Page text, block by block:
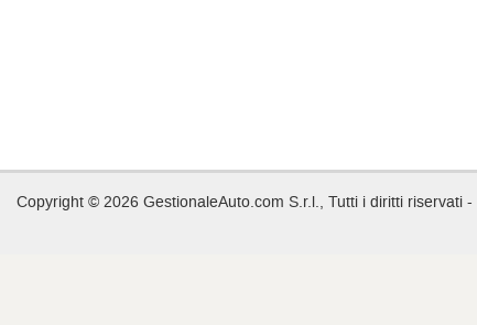
Copyright © 2026 GestionaleAuto.com S.r.l., Tutti i diritti riservati -